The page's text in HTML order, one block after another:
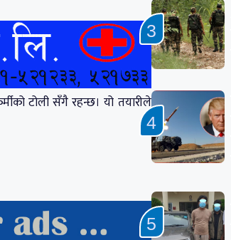
टोली सँगै रहन्छ। यो तयारीले